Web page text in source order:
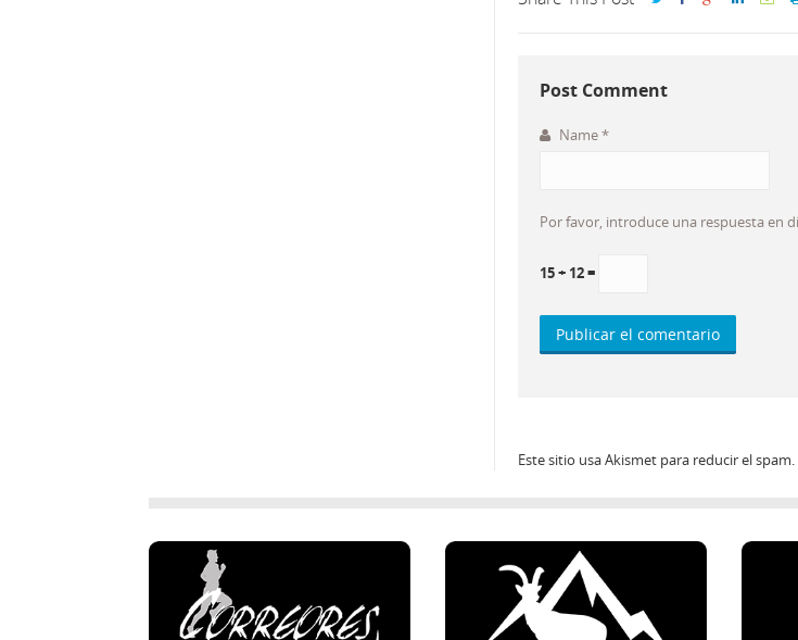
Post Comment
Name*
Por favor, introduce una respuesta en
15 + 12 =
Este sitio usa Akismet para reducir el spam.